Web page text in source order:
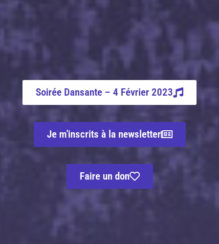
Soirée Dansante – 4 Février 2023
Je m'inscrits à la newsletter
Faire un don